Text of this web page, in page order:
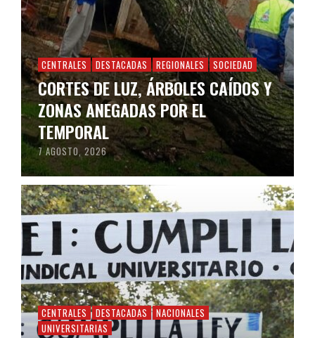
CENTRALES DESTACADAS REGIONALES SOCIEDAD
CORTES DE LUZ, ÁRBOLES CAÍDOS Y
ZONAS ANEGADAS POR EL
TEMPORAL
7 AGOSTO, 2026
CENTRALES DESTACADAS
NACIONALES
UNIVERSITARIAS